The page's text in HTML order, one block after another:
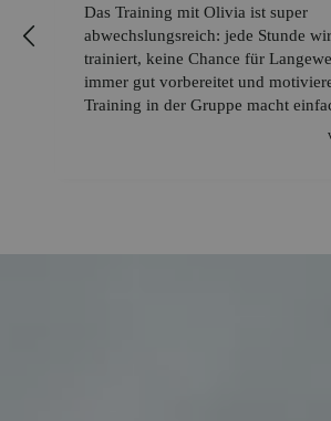
Einfach super, vielen Dank an Olivia